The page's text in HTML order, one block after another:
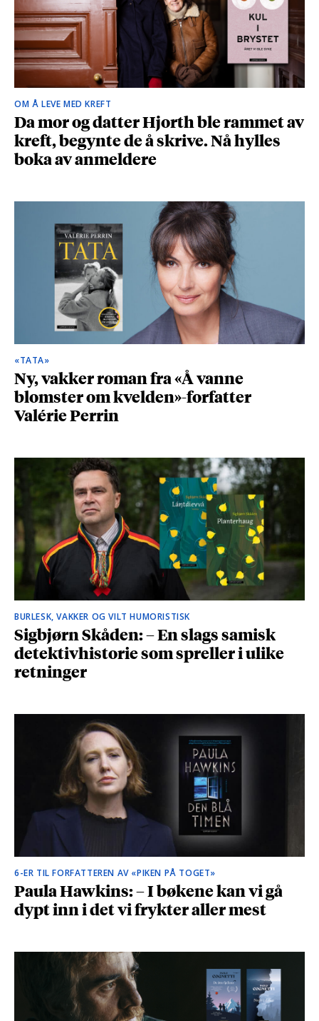
OM Å LEVE MED KREFT
Da mor og datter Hjorth ble rammet av
kreft, begynte de å skrive. Nå hylles
boka av anmeldere
«TATA»
Ny, vakker roman fra «Å vanne
blomster om kvelden»-forfatter
Valérie Perrin
BURLESK, VAKKER OG VILT HUMORISTISK
Sigbjørn Skåden: – En slags samisk
detektivhistorie som spreller i ulike
retninger
6-ER TIL FORFATTEREN AV «PIKEN PÅ TOGET»
Paula Hawkins: – I bøkene kan vi gå
dypt inn i det vi frykter aller mest